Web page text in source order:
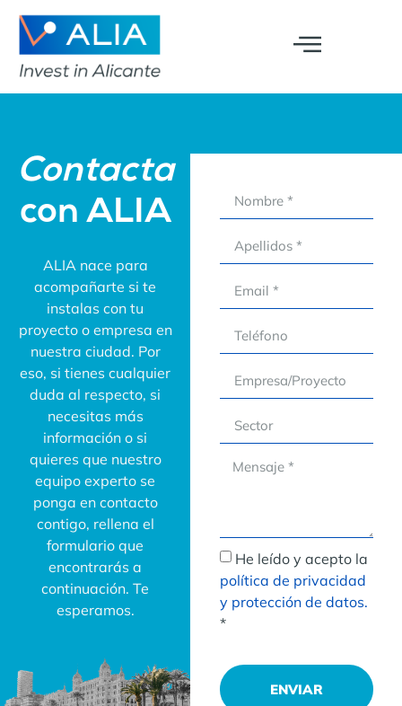
Contacta
con ALIA
ALIA nace para
acompañarte si te
instalas con tu
proyecto o empresa en
nuestra ciudad. Por
eso, si tienes cualquier
duda al respecto, si
necesitas más
información o si
quieres que nuestro
equipo experto se
ponga en contacto
contigo, rellena el
formulario que
encontrarás a
continuación. Te
esperamos.
He leído y acepto la
política de privacidad
y protección de datos.
*
ENVIAR